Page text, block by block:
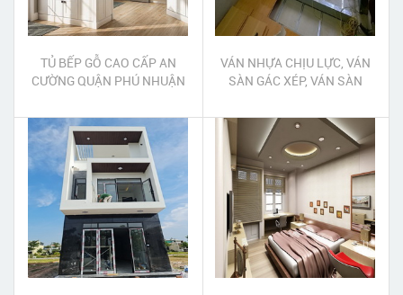
TỦ BẾP GỖ CAO CẤP AN
CƯỜNG QUẬN PHÚ NHUẬN
VÁN NHỰA CHỊU LỰC, VÁN
SÀN GÁC XÉP, VÁN SÀN